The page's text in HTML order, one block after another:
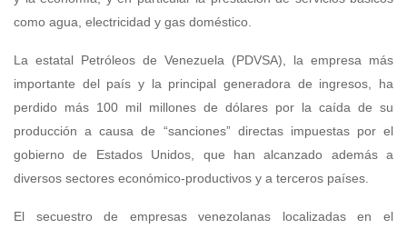
como agua, electricidad y gas doméstico.
La estatal Petróleos de Venezuela (PDVSA), la empresa más
importante del país y la principal generadora de ingresos, ha
perdido más 100 mil millones de dólares por la caída de su
producción a causa de “sanciones” directas impuestas por el
gobierno de Estados Unidos, que han alcanzado además a
diversos sectores económico-productivos y a terceros países.
El secuestro de empresas venezolanas localizadas en el